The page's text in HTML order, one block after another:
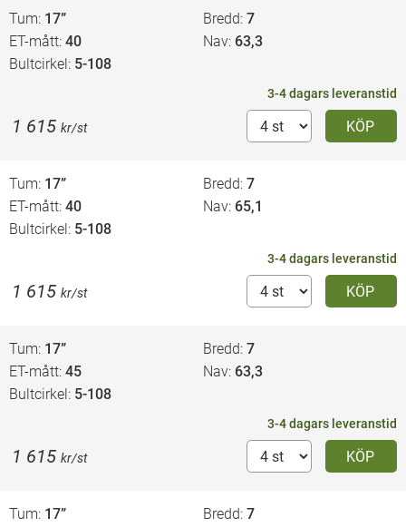
Tum 17” Bredd 7
ET-mått 40 Nav 63,3
Bultcirkel 5-108
3-4 dagars leveranstid
KÖP
1 615 kr/st
Tum 17” Bredd 7
ET-mått 40 Nav 65,1
Bultcirkel 5-108
3-4 dagars leveranstid
KÖP
1 615 kr/st
Tum 17” Bredd 7
ET-mått 45 Nav 63,3
Bultcirkel 5-108
3-4 dagars leveranstid
KÖP
1 615 kr/st
Tum 17” Bredd 7